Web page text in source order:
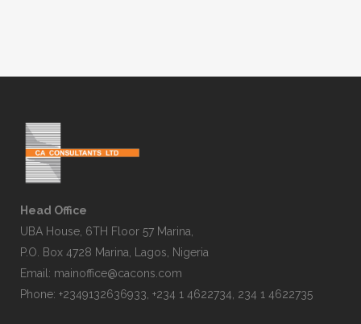
Head Office
UBA House, 6TH Floor 57 Marina,
P.O. Box 4728 Marina, Lagos, Nigeria
Email: mainoffice@cacons.com
Phone: +2349132636933, +234 1 4622734, 234 1 4622735